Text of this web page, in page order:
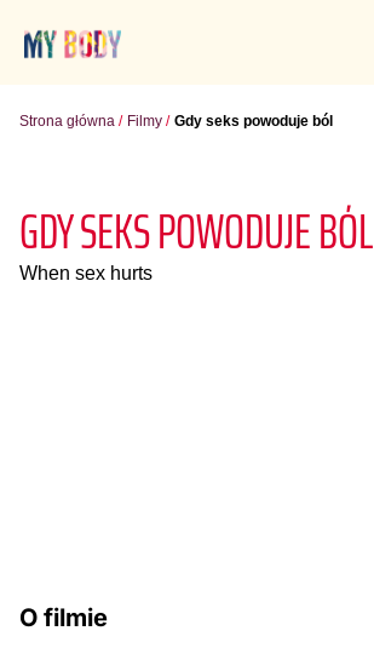
Strona główna Filmy Gdy seks powoduje ból
GDY SEKS POWODUJE BÓL
When sex hurts
O filmie